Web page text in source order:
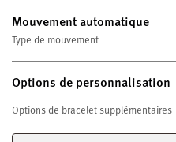
Mouvement automatique
Type de mouvement
Options de personnalisation
Options de bracelet supplémentaires